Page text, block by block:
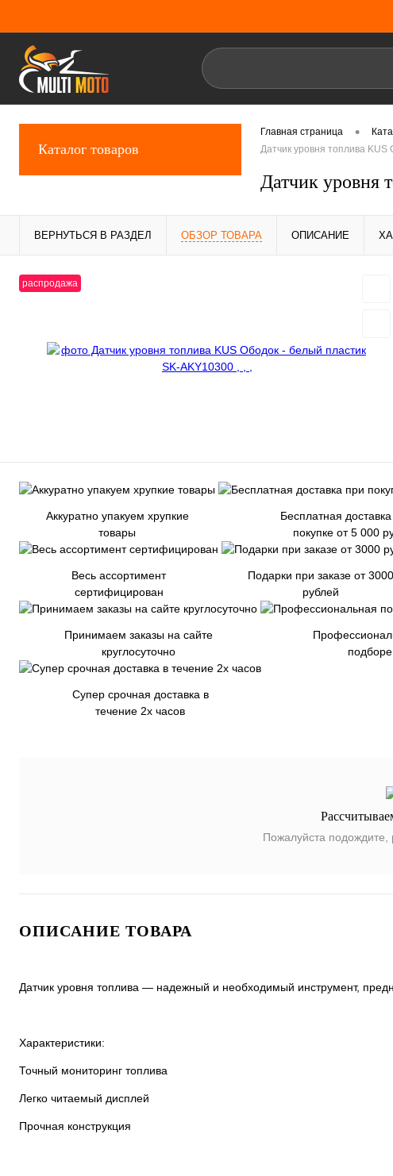
Каталог товаров
Главная страница •
Датчик уровня топлива
Датчик уровня
ВЕРНУТЬСЯ В РАЗДЕЛ ОБЗОР ТОВАРА ОПИСАНИЕ
распродажа
Аккуратно упакуем хрупкие
товары
Бесплатная
покупке от 5 000
Весь ассортимент
сертифицирован
Подарки при заказе от 3000
рублей
Принимаем заказы на сайте
круглосуточно
Супер срочная доставка в
течение 2х часов
Пожалуйста подождите,
ОПИСАНИЕ ТОВАРА
Датчик уровня топлива — надежный и необходимый инструмент,
Характеристики:
Точный мониторинг топлива
Легко читаемый дисплей
Прочная конструкция